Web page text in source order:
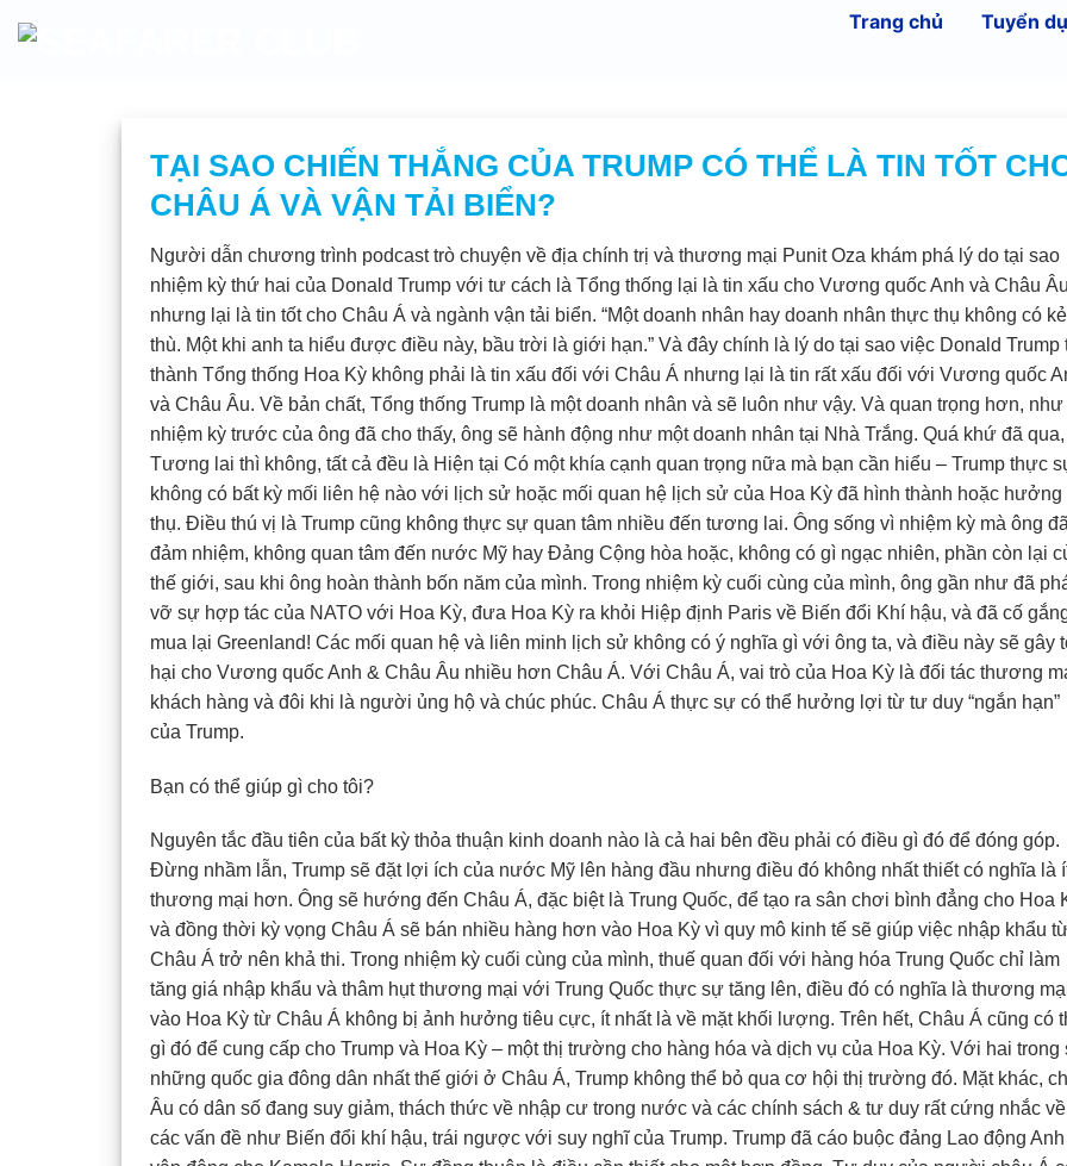
Trang chủ Tuyển
TẠI SAO CHIẾN THẮNG CỦA TRUMP CÓ THỂ LÀ TIN TỐT
CHÂU Á VÀ VẬN TẢI BIỂN?
Người dẫn chương trình podcast trò chuyện về địa chính trị và thương mại Punit Oza khám phá lý do tại sao
nhiệm kỳ thứ hai của Donald Trump với tư cách là Tổng thống lại là tin xấu cho Vương quốc Anh và Châu Âu
nhưng lại là tin tốt cho Châu Á và ngành vận tải biển. “Một doanh nhân hay doanh nhân thực thụ không có kẻ
thù. Một khi anh ta hiểu được điều này, bầu trời là giới hạn.” Và đây chính là lý do tại sao việc Donald Trump
thành Tổng thống Hoa Kỳ không phải là tin xấu đối với Châu Á nhưng lại là tin rất xấu đối với Vương quốc
và Châu Âu. Về bản chất, Tổng thống Trump là một doanh nhân và sẽ luôn như vậy. Và quan trọng hơn, như
nhiệm kỳ trước của ông đã cho thấy, ông sẽ hành động như một doanh nhân tại Nhà Trắng. Quá khứ đã qua,
Tương lai thì không, tất cả đều là Hiện tại Có một khía cạnh quan trọng nữa mà bạn cần hiểu – Trump thực
không có bất kỳ mối liên hệ nào với lịch sử hoặc mối quan hệ lịch sử của Hoa Kỳ đã hình thành hoặc hưởng
thụ. Điều thú vị là Trump cũng không thực sự quan tâm nhiều đến tương lai. Ông sống vì nhiệm kỳ mà ông đã
đảm nhiệm, không quan tâm đến nước Mỹ hay Đảng Cộng hòa hoặc, không có gì ngạc nhiên, phần còn lại
thế giới, sau khi ông hoàn thành bốn năm của mình. Trong nhiệm kỳ cuối cùng của mình, ông gần như đã
vỡ sự hợp tác của NATO với Hoa Kỳ, đưa Hoa Kỳ ra khỏi Hiệp định Paris về Biến đổi Khí hậu, và đã cố
mua lại Greenland! Các mối quan hệ và liên minh lịch sử không có ý nghĩa gì với ông ta, và điều này sẽ gây
hại cho Vương quốc Anh & Châu Âu nhiều hơn Châu Á. Với Châu Á, vai trò của Hoa Kỳ là đối tác thương
khách hàng và đôi khi là người ủng hộ và chúc phúc. Châu Á thực sự có thể hưởng lợi từ tư duy “ngắn hạn”
của Trump.
Bạn có thể giúp gì cho tôi?
Nguyên tắc đầu tiên của bất kỳ thỏa thuận kinh doanh nào là cả hai bên đều phải có điều gì đó để đóng góp.
Đừng nhầm lẫn, Trump sẽ đặt lợi ích của nước Mỹ lên hàng đầu nhưng điều đó không nhất thiết có nghĩa là
thương mại hơn. Ông sẽ hướng đến Châu Á, đặc biệt là Trung Quốc, để tạo ra sân chơi bình đẳng cho Hoa
và đồng thời kỳ vọng Châu Á sẽ bán nhiều hàng hơn vào Hoa Kỳ vì quy mô kinh tế sẽ giúp việc nhập khẩu
Châu Á trở nên khả thi. Trong nhiệm kỳ cuối cùng của mình, thuế quan đối với hàng hóa Trung Quốc chỉ làm
tăng giá nhập khẩu và thâm hụt thương mại với Trung Quốc thực sự tăng lên, điều đó có nghĩa là thương
vào Hoa Kỳ từ Châu Á không bị ảnh hưởng tiêu cực, ít nhất là về mặt khối lượng. Trên hết, Châu Á cũng có
gì đó để cung cấp cho Trump và Hoa Kỳ – một thị trường cho hàng hóa và dịch vụ của Hoa Kỳ. Với hai trong
những quốc gia đông dân nhất thế giới ở Châu Á, Trump không thể bỏ qua cơ hội thị trường đó. Mặt khác,
Âu có dân số đang suy giảm, thách thức về nhập cư trong nước và các chính sách & tư duy rất cứng nhắc về
các vấn đề như Biến đổi khí hậu, trái ngược với suy nghĩ của Trump. Trump đã cáo buộc đảng Lao động Anh